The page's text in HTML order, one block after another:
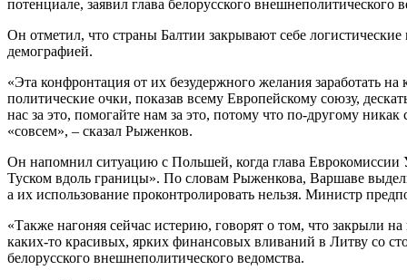
потенциале, заявил глава белорусского
Он отметил, что страны Балтии закрывают себе
демографией.
«Эта конфронтация от их безудержного желания заработать на
политические очки, показав всему Европейскому союзу,
нас за это, помогайте нам за это, потому что по-другому
«совсем», – сказал Рыженков.
Он напомнил ситуацию с Польшей, когда глава
Туском вдоль границы». По словам Рыженкова, Варшаве
а их использование проконтролировать нельзя. Министр
«Также нагоняя сейчас истерию, говорят о том, что закрыли
каких-то красивых, ярких финансовых вливаний в Литву со
белорусского внешнеполитического ведомства.